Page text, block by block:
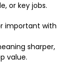
or key jobs.
important with
sharper,
value.